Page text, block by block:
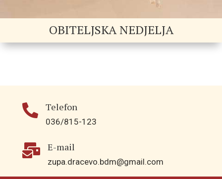
OBITELJSKA NEDJELJA
 Telefon
036/815-123
 E-mail
zupa.dracevo.bdm@gmail.com